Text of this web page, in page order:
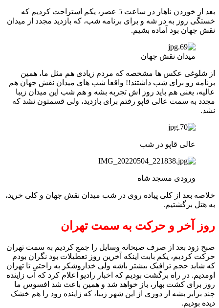
بعد از خوردن ناهار در ساعت 5 عصر، یکم استراحت کردیم که
خستگی روز به در شه و برای برنامه شب، که بازدید مجدد از میدان
نقش جهان بود آماده بشیم.
میدان نقش جهان
از شلوغی عکس ها مشخصه که مردم زیادی هم مثل ما، همین
برنامه رو برای شب داشتند!! واقعا شب های میدان نقش جهان هم
عالیه، یعنی هم باید روز اش تجربه بشه و هم شب این میدان زیبا
مجدد به سمت عالی قاپو رفتم برای بازدید، ولی قسمتون نشد که
نشد.
عالی قاپو در شب
ورودی مسجد شاه
خلاصه بعد از کلی پیاده روی در شب میدان نقش جهان و کلی خرید،
به هتل برگشتیم.
روز آخر و حرکت به سمت تهران
صبح زود بعد از صرف صبحانه وسایل را جمع کردیم به سمت تهران
حرکت کردیم، یکم بابت اینکه آخرین روز تعطیلات بود نگران بودم
که شاید حجم ترافیک بیشتر باشه ولی خداروشکر به راحتی تا تهران
اومدیم. در راه برگشت بودیم که اخبار رادیو اعلام کرد که آب زاینده
روز برای کشت بهار، باز خواهد شد و همین باعث شد افسوس ما
چند برابر بشه از دوری از این شهر زیبا، که زاینده رود را هم خشک
دیده بودیم.